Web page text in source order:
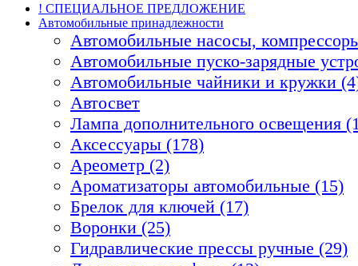
! СПЕЦИАЛЬНОЕ ПРЕДЛОЖЕНИЕ
Автомобильные принадлежности
Автомобильные насосы,
Автомобильные пуско-зарядные
Автомобильные чайники и кружки
Автосвет
Лампа дополнительного освещения
Аксессуары (178)
Ареометр (2)
Ароматизаторы автомобильные (15)
Брелок для ключей (17)
Воронки (25)
Гидравлические прессы ручные (29)